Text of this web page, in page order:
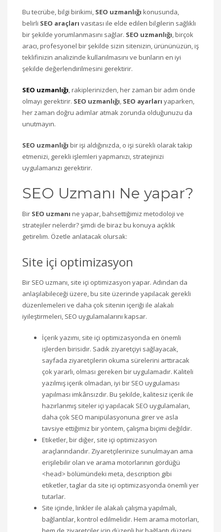
Bu tecrübe, bilgi birikimi, SEO uzmanlığı konusunda,
belirli SEO araçları vasıtası ile elde edilen bilgilerin sağlıklı
bir şekilde yorumlanmasını sağlar. SEO uzmanlığı, birçok
aracı, profesyonel bir şekilde sizin sitenizin, ürününüzün, iş
teklifinizin analizinde kullanılmasını ve bunların en iyi
şekilde değerlendirilmesini gerektirir.
SEO uzmanlığı, rakiplerinizden, her zaman bir adım önde
olmayı gerektirir. SEO uzmanlığı, SEO ayarları yaparken,
her zaman doğru adımlar atmak zorunda olduğunuzu da
unutmayın.
SEO uzmanlığı bir işi aldığınızda, o işi sürekli olarak takip
etmenizi, gerekli işlemleri yapmanızı, stratejinizi
uygulamanızı gerektirir.
SEO Uzmanı Ne yapar?
Bir SEO uzmanı ne yapar, bahsettiğimiz metodoloji ve
stratejiler nelerdir? şimdi de biraz bu konuya açıklık
getirelim. Özetle anlatacak olursak:
Site içi optimizasyon
Bir SEO uzmanı, site içi optimizasyon yapar. Adından da
anlaşılabileceği üzere, bu site üzerinde yapılacak gerekli
düzenlemeleri ve daha çok sitenin içeriği ile alakalı
iyileştirmeleri, SEO uygulamalarını kapsar.
İçerik yazımı, site içi optimizasyonda en önemli
işlerden birisidir. Sadık ziyaretçiyi sağlayacak,
sayfada ziyaretçilerin okuma sürelerini arttıracak
çok yararlı, olması gereken bir uygulamadır. Kaliteli
yazılmış içerik olmadan, iyi bir SEO uygulaması
yapılması imkânsızdır. Bu şekilde, kalitesiz içerik ile
hazırlanmış siteler içi yapılacak SEO uygulamaları,
daha çok SEO manipülasyonuna girer ve asla
tavsiye ettiğimiz bir yöntem, çalışma biçimi değildir.
Etiketler, bir diğer, site içi optimizasyon
araçlarındandır. Ziyaretçilerinize sunulmayan ama
erişilebilir olan ve arama motorlarının gördüğü
<head> bölümündeki meta, description gibi
etiketler, taglar da site içi optimizasyonda önemli yer
tutarlar.
Site içinde, linkler ile alakalı çalışma yapılmalı,
bağlantılar, kontrol edilmelidir. Hem arama motorları,